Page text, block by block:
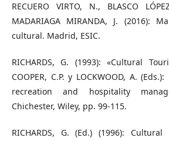
RECUERO VIRTO, N., BLASCO
MADARIAGA MIRANDA, J. (2016):
cultural. Madrid, ESIC.
RICHARDS, G. (1993): «Cultural
COOPER, C.P. y LOCKWOOD, A.
recreation and hospitality
Chichester, Wiley, pp. 99-115.
RICHARDS, G. (Ed.) (1996):